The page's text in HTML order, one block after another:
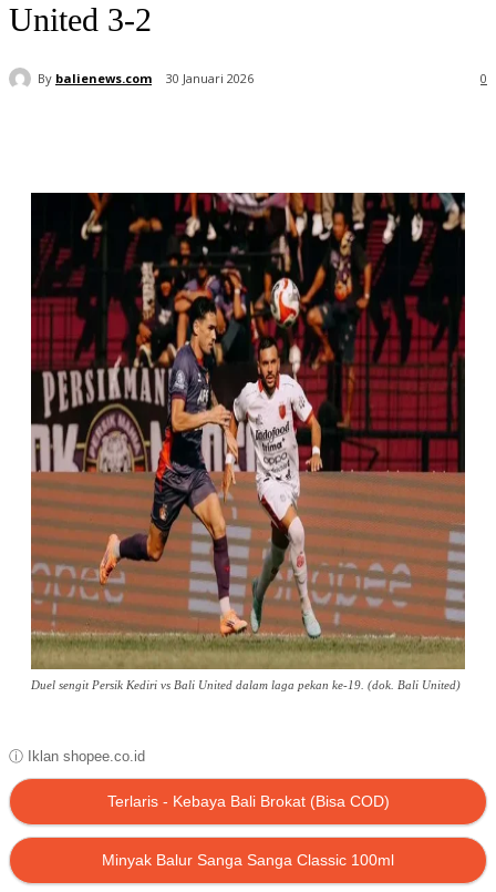
United 3-2
By balienews.com 30 Januari 2026 0
Duel sengit Persik Kediri vs Bali United dalam laga pekan ke-19. (dok. Bali United)
ⓘ Iklan shopee.co.id
Terlaris - Kebaya Bali Brokat (Bisa COD)
Minyak Balur Sanga Sanga Classic 100ml